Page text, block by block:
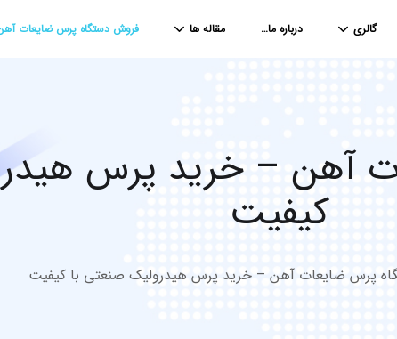
گالری درباره ما… مقاله ها فروش دستگاه پرس ضایعات
آهن – خرید پرس
کیفیت
پرس ضایعات آهن – خرید پرس هیدرولیک صنعتی با کیفیت